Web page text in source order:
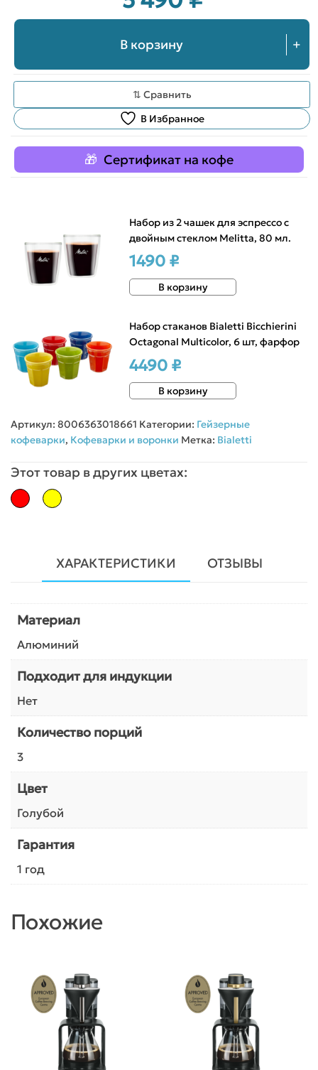
+
В корзину
⇅ Сравнить
В Избранное
Сертификат на кофе
Набор из 2 чашек для эспрессо с
двойным стеклом Melitta, 80 мл.
1490 ₽
В корзину
Набор стаканов Bialetti Bicchierini
Octagonal Multicolor, 6 шт, фарфор
4490 ₽
В корзину
Артикул: 8006363018661 Категории: Гейзерные
кофеварки, Кофеварки и воронки Метка: Bialetti
Этот товар в других цветах:
ХАРАКТЕРИСТИКИ ОТЗЫВЫ
Материал
Алюминий
Подходит для индукции
Нет
Количество порций
3
Цвет
Голубой
Гарантия
1 год
Похожие